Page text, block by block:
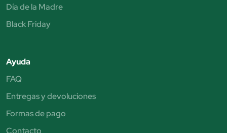
Día de la Madre
Black Friday
Ayuda
FAQ
Entregas y devoluciones
Formas de pago